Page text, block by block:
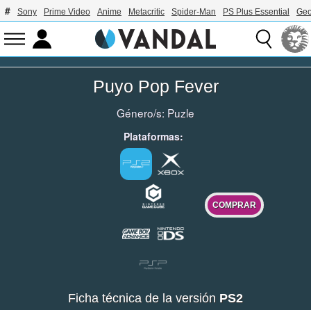
Sony Prime Video Anime Metacritic Spider-Man PS Plus Essential
Puyo Pop Fever
Género/s: Puzle
Plataformas:
COMPRAR
Ficha técnica de la versión PS2